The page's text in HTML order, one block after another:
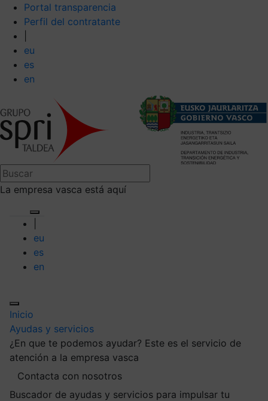
Portal transparencia
Perfil del contratante
eu
es
en
La empresa vasca está aquí
eu
es
en
Inicio
Ayudas y servicios
¿En que te podemos ayudar? Este es el servicio de
atención a la empresa vasca
Contacta con nosotros
Buscador de ayudas y servicios para impulsar tu